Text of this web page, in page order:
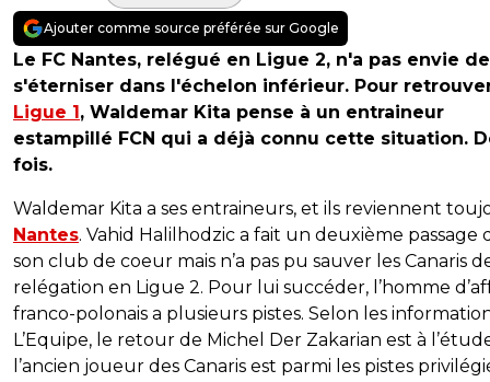
Ajouter comme source préférée sur Google
Le FC Nantes, relégué en Ligue 2, n'a pas envie de
s'éterniser dans l'échelon inférieur. Pour
Ligue 1 , Waldemar Kita pense à un entraineur
estampillé FCN qui a déjà connu cette situation.
fois.
Waldemar Kita a ses entraineurs, et ils reviennent
Nantes. Vahid Halilhodzic a fait un deuxième passage
son club de coeur mais n’a pas pu sauver les Canaris
relégation en Ligue 2. Pour lui succéder, l’homme
franco-polonais a plusieurs pistes. Selon les
L’Equipe, le retour de Michel Der Zakarian est à
l’ancien joueur des Canaris est parmi les pistes